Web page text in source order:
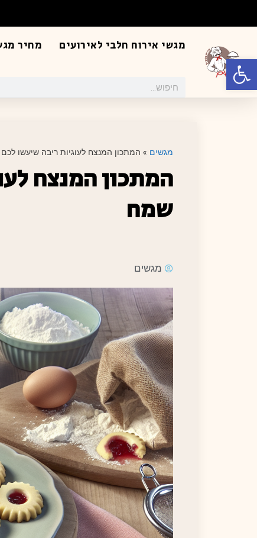
פתח סרגל נגישות
מגשי אירוח חלבי לאירועים מחיר
מגשים » המתכון המנצח לעוגיות ריבה שיעשו
המתכון המנצח
שמח
מגשים